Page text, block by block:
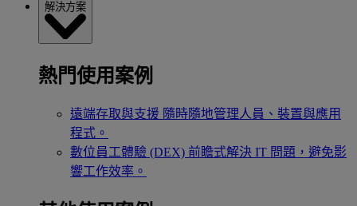
解決方案
熱門使用案例
遠端存取與支援 隨時隨地管理人員、裝置與應用
程式。
數位員工體驗 (DEX) 前瞻式解決 IT 問題，避免影
響工作效率。